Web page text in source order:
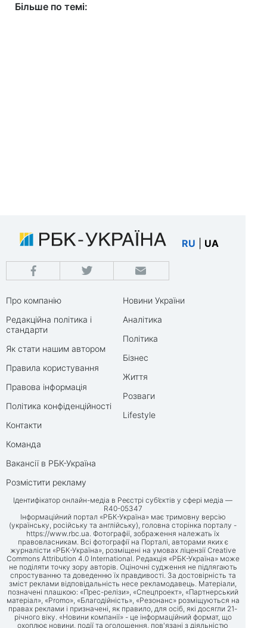
Більше по темі:
RU UA
Про компанію
Редакційна політика і
стандарти
Як стати нашим автором
Правила користування
Правова інформація
Політика конфіденційності
Контакти
Команда
Вакансії в РБК-Україна
Розмістити рекламу
Новини України
Аналітика
Політика
Бізнес
Життя
Розваги
Lifestyle
Ідентифікатор онлайн-медіа в Реєстрі суб’єктів у сфері медіа —
R40-05347
Інформаційний портал «РБК-Україна» має тримовну версію
(українську, російську та англійську), головна сторінка порталу -
https://www.rbc.ua. Фотографії, зображення належать їх
правовласникам. Всі фотографії на Порталі, авторами яких є
журналісти «РБК-Україна», розміщені на умовах ліцензії Creative
Commons Attribution 4.0 International. Редакція «РБК-Україна» може
не поділяти точку зору авторів. Оціночні судження не підлягають
спростуванню та доведенню їх правдивості. За достовірність та
зміст реклами відповідальність несе рекламодавець. Матеріали,
позначені плашкою: «Прес-релізи», «Спецпроект», «Партнерський
матеріал», «Promo», «Благодійність», «Резонанс» розміщуються на
правах реклами і призначені, як правило, для осіб, які досягли 21-
річного віку. «Новини компанії» - це інформаційний формат, що
охоплює новини, події та оголошення, пов'язані з діяльністю